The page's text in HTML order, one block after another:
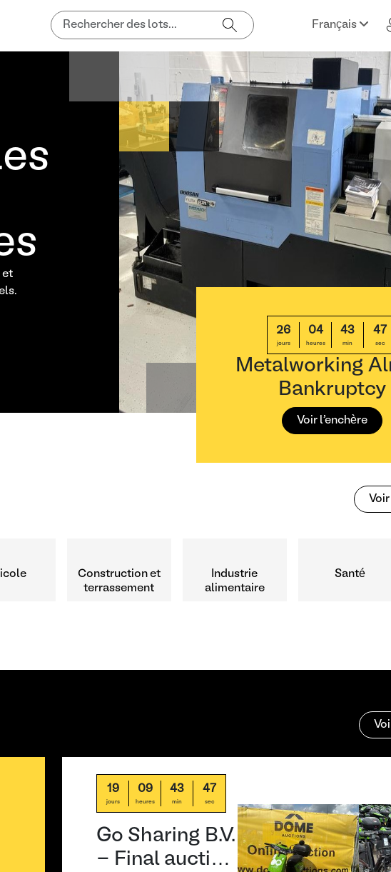
Français
et
26
jours
04
heures
43
min
47
sec
Metalworking
Bankruptcy
Voir l'enchère
Construction et
terrassement
Industrie
alimentaire
Santé
19
jours
09
heures
43
min
47
sec
Go Sharing B.V.
- Final aucti…